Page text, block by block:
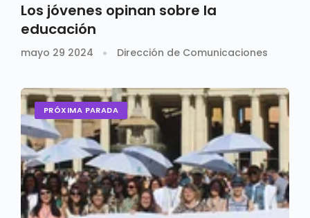
Los jóvenes opinan sobre la
educación
mayo 29 2024 Dirección de Comunicaciones
PRÓXIMA PARADA